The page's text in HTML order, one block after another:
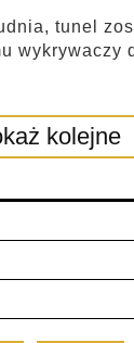
tunel
wykrywaczy
kolejne